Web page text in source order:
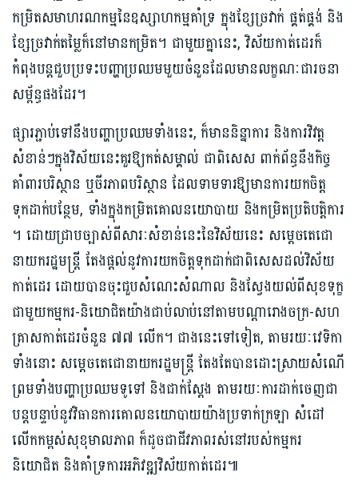
កម្រិតសមាហរណកម្មនៃឧស្សាហកម្មគាំទ្រ ក្នុងខ្សែច្រវាក់ ផ្គត់ផ្គង់ និង
ខ្សែច្រវាក់តម្លៃក៏នៅមានកម្រិត។ ជាមួយគ្នានេះ, វិស័យកាត់ដេរក៏
កំពុងបន្តជួបប្រទះបញ្ហាប្រឈមមួយចំនួនដែលមានលក្ខណៈជារចនា
សម្ព័ន្ធផងដែរ។
ផ្សារភ្ជាប់ទៅនឹងបញ្ហាប្រឈមទាំងនេះ, ក៏មាននិន្នាការ និងការវិវត្ត
សំខាន់ៗក្នុងវិស័យនេះគួរឱ្យកត់សម្គាល់ ជាពិសេស ពាក់ព័ន្ធនឹងកិច្ច
គាំពារបរិស្ថាន ឬចីរភាពបរិស្ថាន ដែលទាមទារឱ្យមានការយកចិត្ត
ទុកដាក់បន្ថែម, ទាំងក្នុងកម្រិតគោលនយោបាយ និងកម្រិតប្រតិបត្តិការ
។ ដោយជ្រាបច្បាស់ពីសារៈសំខាន់នេះនៃវិស័យនេះ សម្តេចតេជោ
នាយករដ្ឋមន្តី្រ តែងផ្តល់នូវការយកចិត្តទុកដាក់ជាពិសេសដល់វិស័យ
កាត់ដេរ ដោយបានចុះជួបសំណេះសំណាល និងស្វែងយល់ពីសុខទុក្ខ
ជាមួយកម្មករ-និយោជិតយ៉ាងជាប់លាប់នៅតាមបណ្តារោងចក្រ-សហ
គ្រាសកាត់ដេរចំនួន ៧៧ លើក។ ជាងនេះទៅទៀត, តាមរយៈវេទិកា
ទាំងនោះ សម្ដេចតេជោនាយករដ្ឋមន្ត្រី តែងតែបានដោះស្រាយសំណើ
ព្រមទាំងបញ្ហាប្រឈមទូទៅ និងជាក់ស្ដែង តាមរយៈការដាក់ចេញជា
បន្តបន្ទាប់នូវវិធានការគោលនយោបាយយ៉ាងប្រទាក់ក្រឡា សំដៅ
លើកកម្ពស់សុខុមាលភាព ក៏ដូចជាជីវភាពរស់នៅរបស់កម្មករ
និយោជិត និងគាំទ្រការអភិវឌ្ឍវិស័យកាត់ដេរ៕